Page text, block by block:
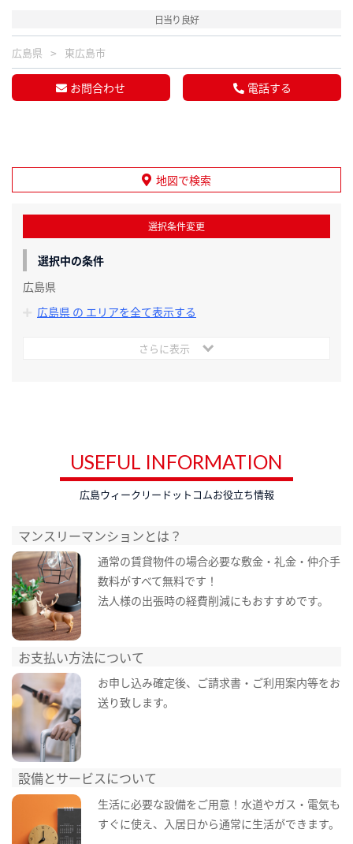
日当り良好
広島県 東広島市
お問合わせ 電話する
地図で検索
選択条件変更
選択中の条件
広島県
広島県 の エリアを全て表示する
さらに表示
USEFUL INFORMATION
広島ウィークリードットコムお役立ち情報
マンスリーマンションとは？
通常の賃貸物件の場合必要な敷金・礼金・仲介手
数料がすべて無料です！
法人様の出張時の経費削減にもおすすめです。
お支払い方法について
お申し込み確定後、ご請求書・ご利用案内等をお
送り致します。
設備とサービスについて
生活に必要な設備をご用意！水道やガス・電気も
すぐに使え、入居日から通常に生活ができます。